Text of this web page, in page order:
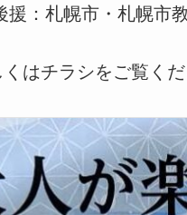
：札幌市・札幌市
はチラシをご覧くだ